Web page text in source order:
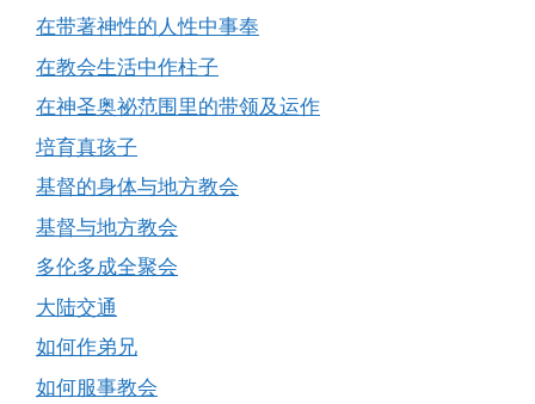
在带著神性的人性中事奉
在教会生活中作柱子
在神圣奥祕范围里的带领及运作
培育真孩子
基督的身体与地方教会
基督与地方教会
多伦多成全聚会
大陆交通
如何作弟兄
如何服事教会